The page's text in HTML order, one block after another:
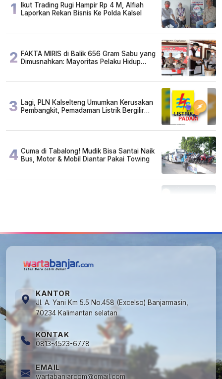
1
Ikut Trading Rugi Hampir Rp 4 M, Alfiah
Laporkan Rekan Bisnis Ke Polda Kalsel
2 FAKTA MIRIS di Balik 656 Gram Sabu yang
Dimusnahkan: Mayoritas Pelaku Hidup
3 Lagi, PLN Kalselteng Umumkan Kerusakan
Pembangkit, Pemadaman Listrik Bergilir
4 Cuma di Tabalong! Mudik Bisa Santai Naik
Bus, Motor & Mobil Diantar Pakai Towing
KANTOR
Jl. A. Yani Km 5.5 No.458 (Excelso) Banjarmasin,
70234 Kalimantan selatan
KONTAK
0813-4523-6778
EMAIL
wartabanjarcom@gmail.com